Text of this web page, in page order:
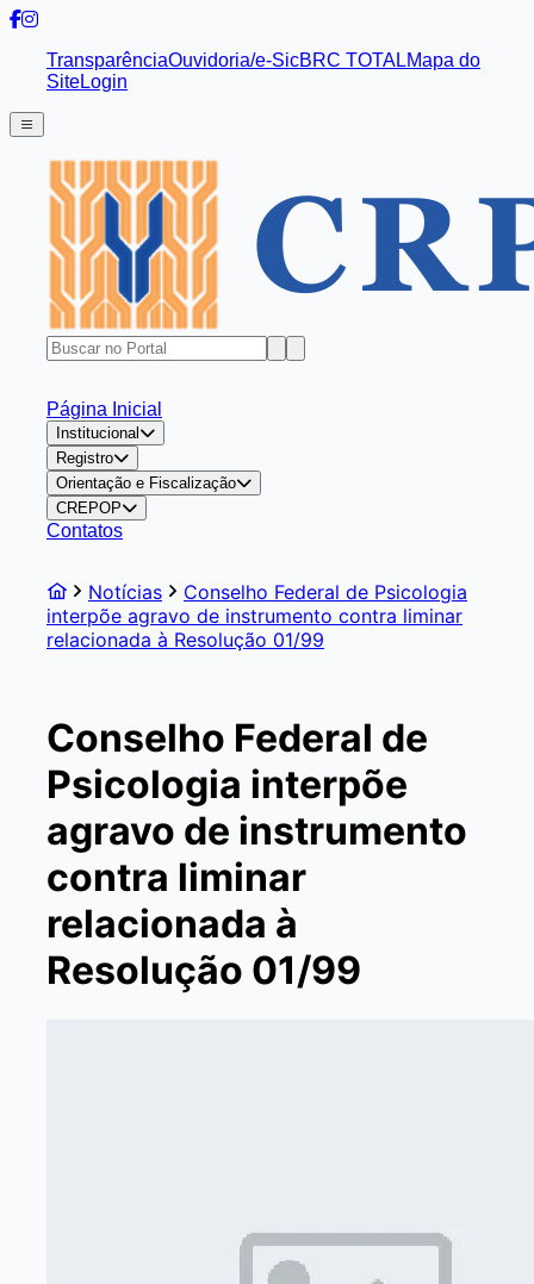
TransparênciaOuvidoria/e-SicBRC TOTALMapa do
SiteLogin
Página Inicial
Institucional
Registro
Orientação e Fiscalização
CREPOP
Contatos
Notícias
Conselho Federal de Psicologia
interpõe agravo de instrumento contra liminar
relacionada à Resolução 01/99
Conselho Federal de
Psicologia interpõe
agravo de instrumento
contra liminar
relacionada à
Resolução 01/99